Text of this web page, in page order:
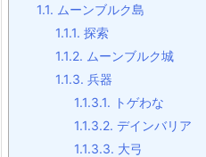
1.1. ムーンブルク島
1.1.1. 探索
1.1.2. ムーンブルク城
1.1.3. 兵器
1.1.3.1. トゲわな
1.1.3.2. デインバリア
1.1.3.3. 大弓